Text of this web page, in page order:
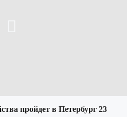
пройдет в Петербург 23